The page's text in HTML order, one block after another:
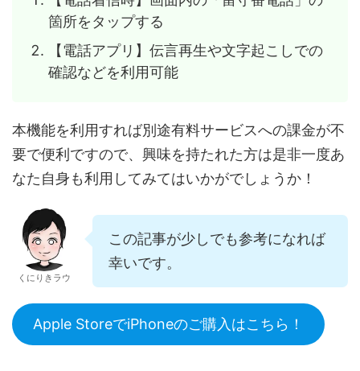
箇所をタップする
【電話アプリ】伝言再生や文字起こしでの
確認などを利用可能
本機能を利用すれば別途有料サービスへの課金が不
要で便利ですので、興味を持たれた方は是非一度あ
なた自身も利用してみてはいかがでしょうか！
くにりきラウ
この記事が少しでも参考になれば
幸いです。
Apple StoreでiPhoneのご購入はこちら！